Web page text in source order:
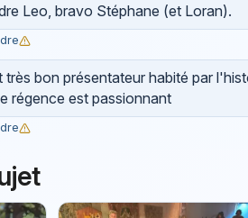
Leo, bravo Stéphane (et Loran).
très bon présentateur habité par
régence est passionnant